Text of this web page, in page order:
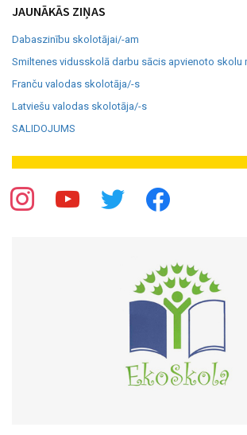
JAUNĀKĀS ZIŅAS
Dabaszinību skolotājai/-am
Smiltenes vidusskolā darbu sācis apvienoto skolu
Franču valodas skolotāja/-s
Latviešu valodas skolotāja/-s
SALIDOJUMS